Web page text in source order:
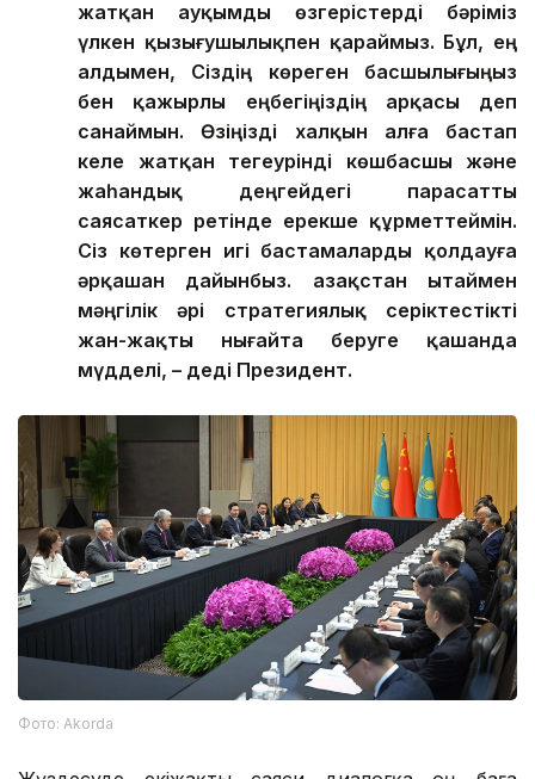
Қазіргі таңда еліңізде жүзеге асырылып
жатқан ауқымды өзгерістерді бәріміз
үлкен қызығушылықпен қараймыз. Бұл, ең
алдымен, Сіздің көреген басшылығыңыз
бен қажырлы еңбегіңіздің арқасы деп
санаймын. Өзіңізді халқын алға бастап
келе жатқан тегеурінді көшбасшы және
жаһандық деңгейдегі парасатты
саясаткер ретінде ерекше құрметтеймін.
Сіз көтерген игі бастамаларды қолдауға
әрқашан дайынбыз. Қазақстан Қытаймен
мәңгілік әрі стратегиялық серіктестікті
жан-жақты нығайта беруге қашанда